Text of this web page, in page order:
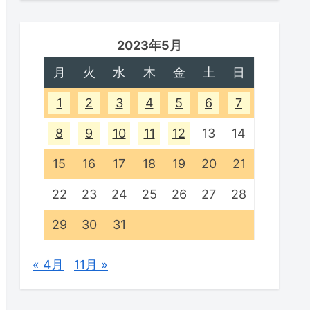
2023年5月
月
火 水 木 金 土 日
1 2 3 4 5 6 7
8 9 10 11 12 13 14
15 16 17 18 19 20 21
22 23 24 25 26 27 28
29 30 31
« 4月 11月 »